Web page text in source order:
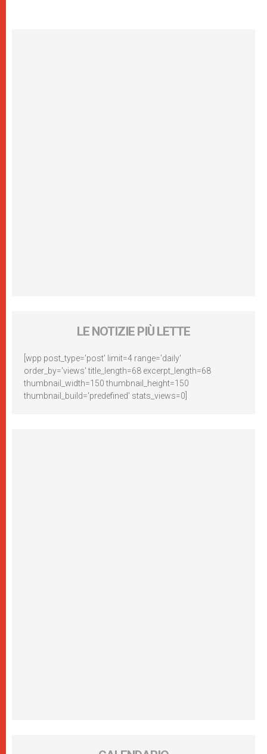
LE NOTIZIE PIÙ LETTE
[wpp post_type='post' limit=4 range='daily'
order_by='views' title_length=68 excerpt_length=68
thumbnail_width=150 thumbnail_height=150
thumbnail_build='predefined' stats_views=0]